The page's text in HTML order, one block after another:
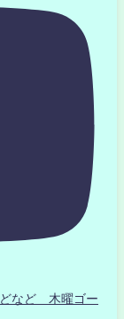
など 木曜ゴー